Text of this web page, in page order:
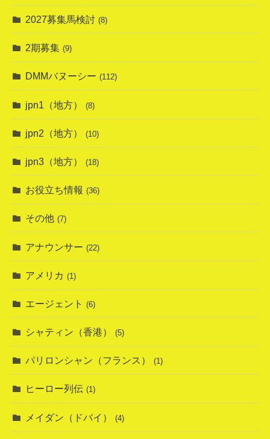
2027募集馬検討 (8)
2期募集 (9)
DMMバヌーシー (112)
jpn1（地方） (8)
jpn2（地方） (10)
jpn3（地方） (18)
お役立ち情報 (36)
その他 (7)
アナウンサー (22)
アメリカ (1)
エージェント (6)
シャティン（香港） (5)
パリロンシャン（フランス） (1)
ヒーロー列伝 (1)
メイダン（ドバイ） (4)